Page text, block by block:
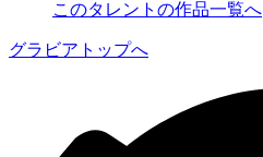
このタレントの作品一覧へ
グラビアトップへ